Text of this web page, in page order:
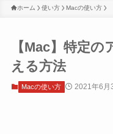
ホーム 使い方 Macの使い方
【Mac】特定
える方法
Macの使い方 2021年6月